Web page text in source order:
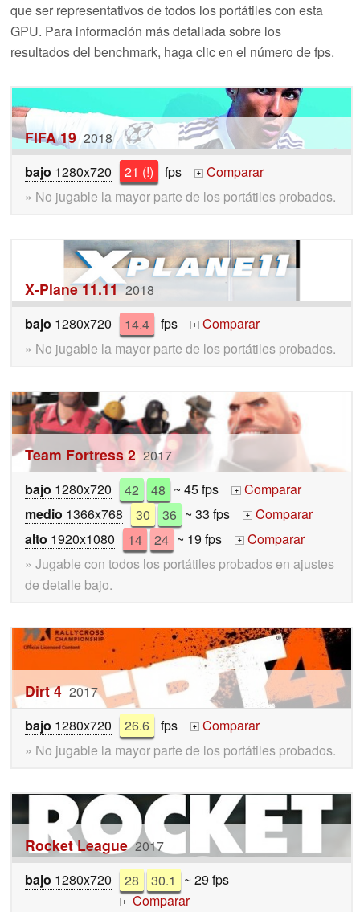
que ser representativos de todos los portátiles con esta
GPU. Para información más detallada sobre los
resultados del benchmark, haga clic en el número de fps.
FIFA 19 2018
bajo 1280x720 21 (!) fps +
Comparar
» No jugable la mayor parte de los portátiles probados.
X-Plane 11.11 2018
bajo 1280x720 14.4 fps +
Comparar
» No jugable la mayor parte de los portátiles probados.
Team Fortress 2 2017
bajo 1280x720 42 48 ~ 45 fps + Comparar
medio 1366x768 30 36 ~ 33 fps + Comparar
alto 1920x1080 14 24 ~ 19 fps + Comparar
» Jugable con todos los portátiles probados en ajustes
de detalle bajo.
Dirt 4 2017
bajo 1280x720 26.6 fps +
Comparar
» No jugable la mayor parte de los portátiles probados.
Rocket League 2017
bajo 1280x720 28 30.1 ~ 29 fps
+ Comparar